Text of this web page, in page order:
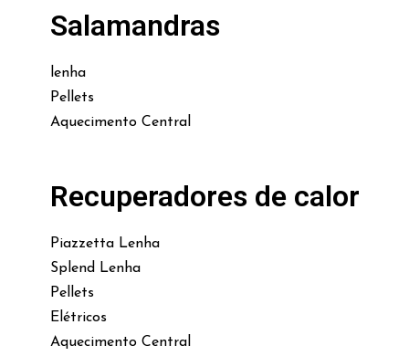
Salamandras
lenha
Pellets
Aquecimento Central
Recuperadores de calor
Piazzetta Lenha
Splend Lenha
Pellets
Elétricos
Aquecimento Central